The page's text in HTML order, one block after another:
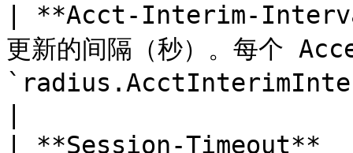
| **Acct-Interim-
更新的间隔（秒）。每个
| **Session-Timeout**